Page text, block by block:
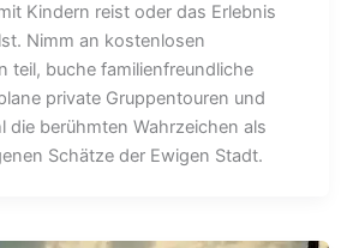
Kindern reist oder das Erlebnis
Nimm an kostenlosen
teil, buche familienfreundliche
private Gruppentouren und
die berühmten Wahrzeichen als
Schätze der Ewigen Stadt.